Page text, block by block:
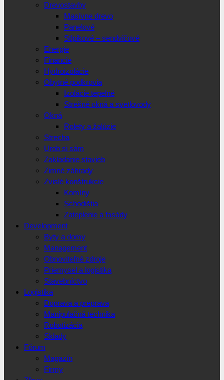
Drevostavby
Masívne drevo
Panelové
Stlpikové – sendvičové
Energie
Financie
Hydroizolácie
Obytné podkrovia
Izolácie tepelné
Strešné okná a svetlovody
Okná
Rolety a žalúzie
Strecha
Urob si sám
Zakladanie stavieb
Zimné záhrady
Zvislé konštrukcie
Komíny
Schodištia
Zateplenie a fasády
Development
Byty a domy
Management
Obnoviteľné zdroje
Priemysel a logistika
Stavebníctvo
Logistika
Doprava a preprava
Manipulačná technika
Robotizácia
Sklady
Fórum
Magazín
Firmy